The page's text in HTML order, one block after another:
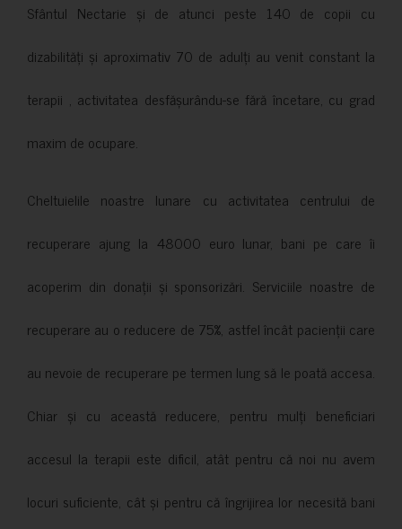
Sfântul Nectarie și de atunci peste 140 de copii cu
dizabilități și aproximativ 70 de adulți au venit constant la
terapii , activitatea desfășurându-se fără încetare, cu grad
maxim de ocupare.
Cheltuielile noastre lunare cu activitatea centrului de
recuperare ajung la 48000 euro lunar, bani pe care îi
acoperim din donații și sponsorizări. Serviciile noastre de
recuperare au o reducere de 75%, astfel încât pacienții care
au nevoie de recuperare pe termen lung să le poată accesa.
Chiar și cu această reducere, pentru mulți beneficiari
accesul la terapii este dificil, atât pentru că noi nu avem
locuri suficiente, cât și pentru că îngrijirea lor necesită bani